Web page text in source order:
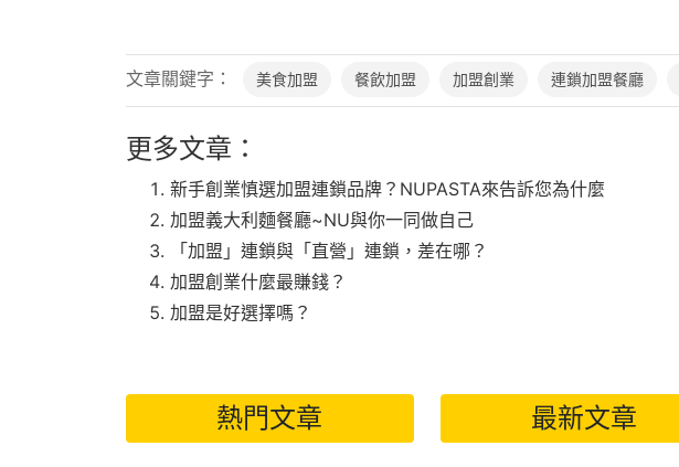
文章關鍵字： 美食加盟 餐飲加盟 加盟創業 連鎖加盟餐廳
更多文章：
新手創業慎選加盟連鎖品牌？NUPASTA來告訴您為什麼
加盟義大利麵餐廳~NU與你一同做自己
「加盟」連鎖與「直營」連鎖，差在哪？
加盟創業什麼最賺錢？
加盟是好選擇嗎？
熱門文章 最新文章